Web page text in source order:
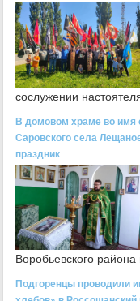
сослужении
В домовом храме во имя
Саровского села
праздник
Воробьевского
Подгоренцы проводили